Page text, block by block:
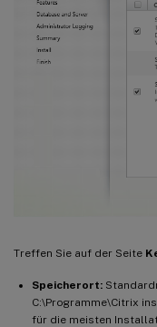
Treffen Sie auf der Seite
Speicherort:
C:\Programme\Citrix
für die meisten